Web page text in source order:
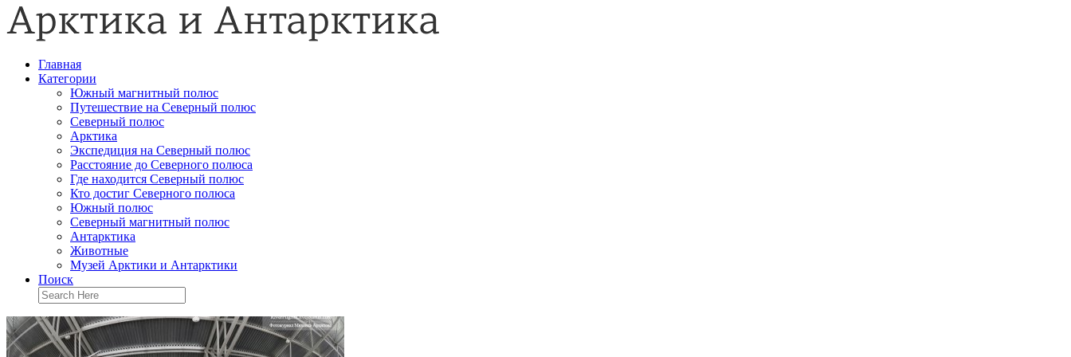
Главная
Категории
Южный магнитный полюс
Путешествие на Северный полюс
Северный полюс
Арктика
Экспедиция на Северный полюс
Расстояние до Северного полюса
Где находится Северный полюс
Кто достиг Северного полюса
Южный полюс
Северный магнитный полюс
Антарктика
Животные
Музей Арктики и Антарктики
Поиск